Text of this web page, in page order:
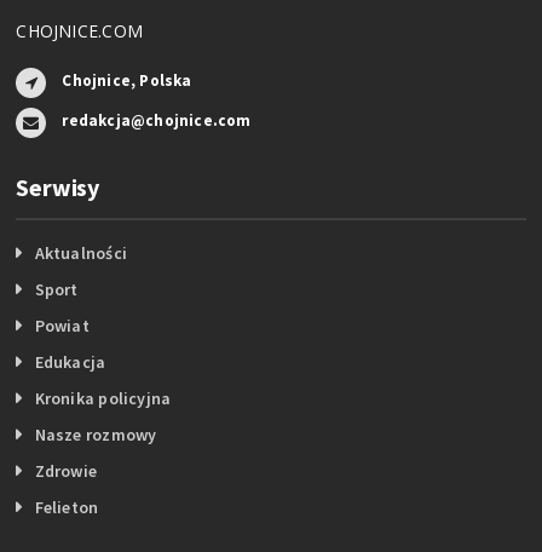
CHOJNICE.COM
Chojnice, Polska
redakcja@chojnice.com
Serwisy
Aktualności
Sport
Powiat
Edukacja
Kronika policyjna
Nasze rozmowy
Zdrowie
Felieton